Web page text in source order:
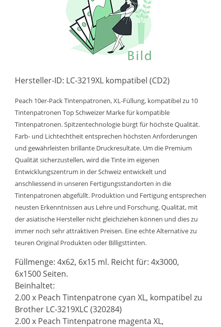
Hersteller-ID: LC-3219XL kompatibel (CD2)
Peach 10er-Pack Tintenpatronen, XL-Füllung, kompatibel zu 10
Tintenpatronen Top Schweizer Marke für kompatible
Tintenpatronen. Spitzentechnologie bürgt für höchste Qualität.
Farb- und Lichtechtheit entsprechen höchsten Anforderungen
und gewährleisten brillante Druckresultate. Um die Premium
Qualität sicherzustellen, wird die Tinte im eigenen
Entwicklungszentrum in der Schweiz entwickelt und
anschliessend in unseren Fertigungsstandorten in die
Tintenpatronen abgefüllt. Produktion und Fertigung entsprechen
neusten Erkenntnissen aus Lehre und Forschung. Qualität, mit
der asiatische Hersteller nicht gleichziehen können und dies zu
immer noch sehr attraktiven Preisen. Eine echte Alternative zu
teuren Original Produkten oder Billigsttinten.
Füllmenge: 4x62, 6x15 ml. Reicht für: 4x3000,
6x1500 Seiten.
Beinhaltet:
2.00 x Peach Tintenpatrone cyan XL, kompatibel zu
Brother LC-3219XLC (320284)
2.00 x Peach Tintenpatrone magenta XL,